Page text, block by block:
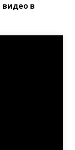
видео в